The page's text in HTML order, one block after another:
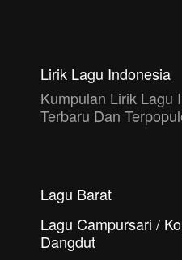
Lirik Lagu Indonesia
Kumpulan Lirik Lagu
Terbaru Dan
Lagu Barat
Lagu Campursari /
Dangdut